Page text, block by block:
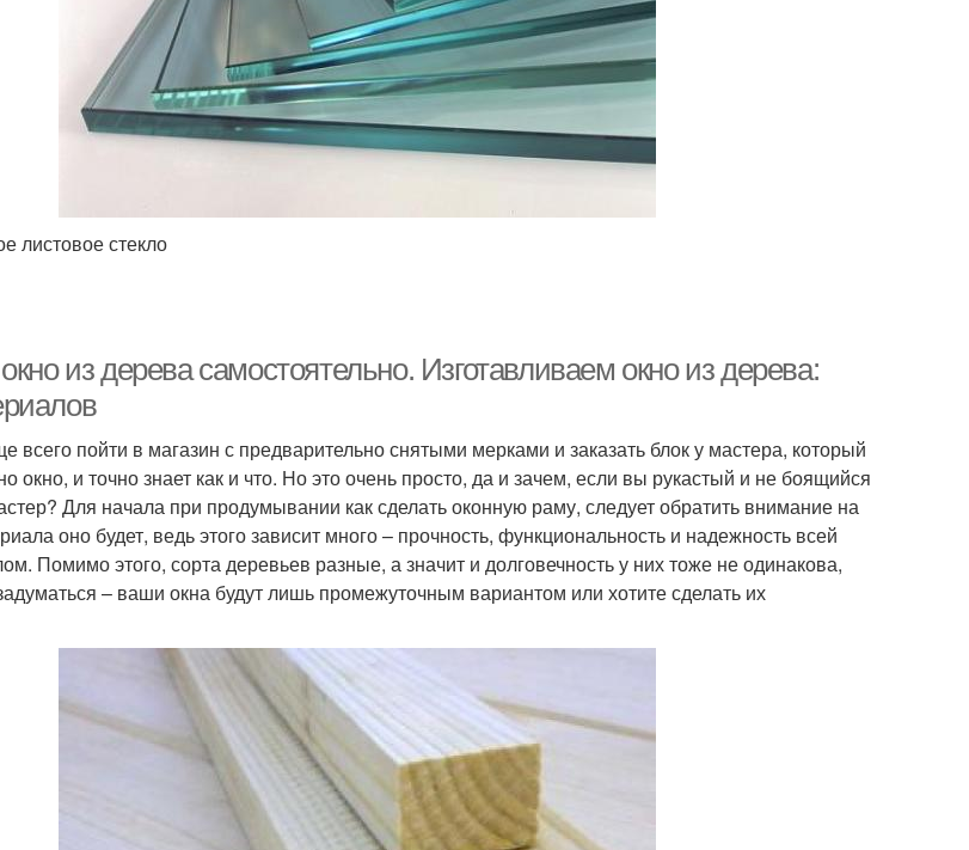
листовое стекло
из дерева самостоятельно. Изготавливаем окно из дерева:
всего пойти в магазин с предварительно снятыми мерками и заказать блок у мастера, который
окно, и точно знает как и что. Но это очень просто, да и зачем, если вы рукастый и не боящийся
Для начала при продумывании как сделать оконную раму, следует обратить внимание на
оно будет, ведь этого зависит много – прочность, функциональность и надежность всей
Помимо этого, сорта деревьев разные, а значит и долговечность у них тоже не одинакова,
– ваши окна будут лишь промежуточным вариантом или хотите сделать их